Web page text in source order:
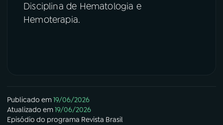
Disciplina de Hematologia e
Hemoterapia.
Publicado em19/06/2026
Atualizado em19/06/2026
Episódio do programa Revista Brasil